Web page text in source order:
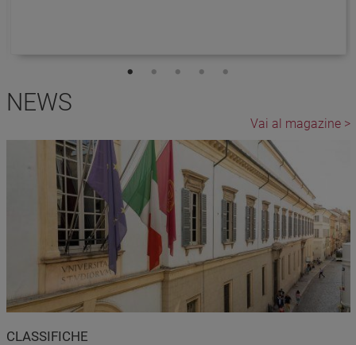
Vai al magazine
NEWS
Immagine
CLASSIFICHE